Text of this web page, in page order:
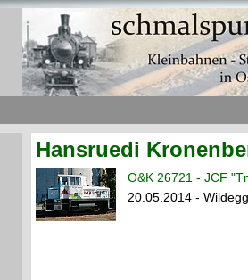
Hansruedi
O&K 26721 - JCF
20.05.2014 -